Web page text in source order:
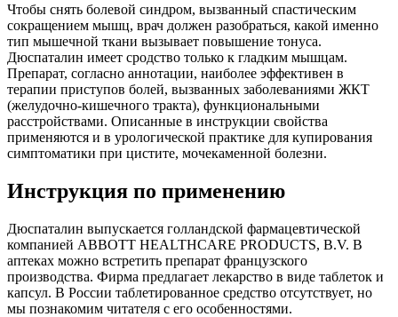
Чтобы снять болевой синдром, вызванный спастическим
сокращением мышц, врач должен разобраться, какой именно
тип мышечной ткани вызывает повышение тонуса.
Дюспаталин имеет сродство только к гладким мышцам.
Препарат, согласно аннотации, наиболее эффективен в
терапии приступов болей, вызванных заболеваниями ЖКТ
(желудочно-кишечного тракта), функциональными
расстройствами. Описанные в инструкции свойства
применяются и в урологической практике для купирования
симптоматики при цистите, мочекаменной болезни.
Инструкция по применению
Дюспаталин выпускается голландской фармацевтической
компанией ABBOTT HEALTHCARE PRODUCTS, B.V. В
аптеках можно встретить препарат французского
производства. Фирма предлагает лекарство в виде таблеток и
капсул. В России таблетированное средство отсутствует, но
мы познакомим читателя с его особенностями.